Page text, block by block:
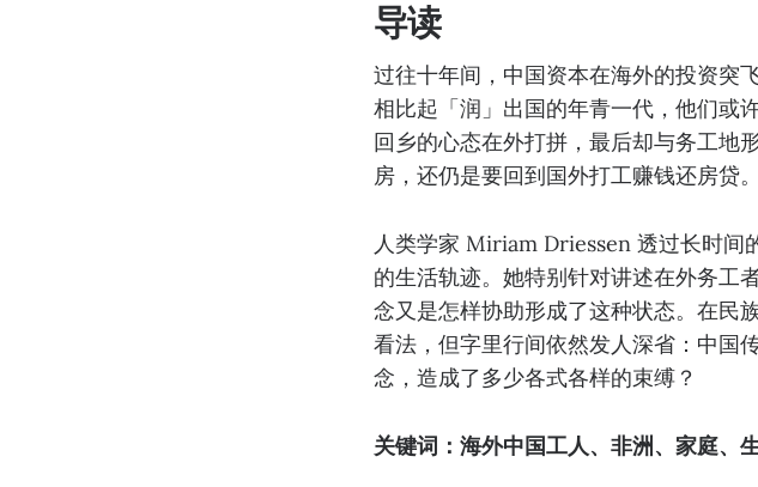
导读
过往十年间，中国资本在海外的投资突
相比起「润」出国的年青一代，他们
回乡的心态在外打拼，最后却与务工地
房，还仍是要回到国外打工赚钱还房贷。
人类学家 Miriam Driessen 透过长时间
的生活轨迹。她特别针对讲述在外务工
念又是怎样协助形成了这种状态。在民
看法，但字里行间依然发人深省：中国
念，造成了多少各式各样的束缚？
关键词：海外中国工人、非洲、家庭、